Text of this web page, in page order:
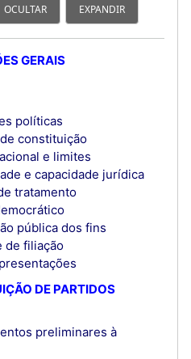
OCULTAR EXPANDIR
GERAIS
políticas
constituição
e limites
e capacidade jurídica
tratamento
pública dos fins
de filiação
DE PARTIDOS
preliminares à